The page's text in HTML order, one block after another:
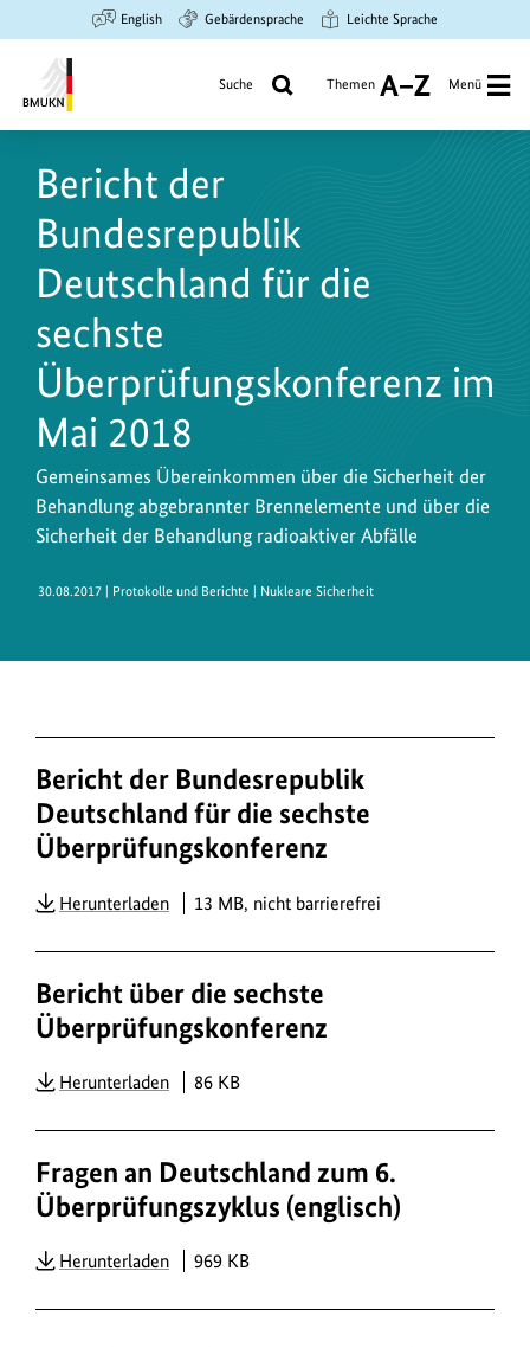
Hauptinhalt
springen
Suche
springen
Hauptnavigation
springen
English Gebärdensprache Leichte Sprache
Umwelt,
Naturschutz
und
nukleare
Sicherheit
Suche Themen
A
Z
Menü
Bericht der
Bundesrepublik
Deutschland für die
sechste
Überprüfungskonferenz im
Mai 2018
Gemeinsames Übereinkommen über die Sicherheit der
Behandlung abgebrannter Brennelemente und über die
Sicherheit der Behandlung radioaktiver Abfälle
30.08.2017 | Protokolle und Berichte | Nukleare Sicherheit
Bericht der Bundesrepublik
Deutschland für die sechste
Überprüfungskonferenz
HerunterladenPDF13 MB, nicht barrierefrei
Bericht über die sechste
Überprüfungskonferenz
HerunterladenPDF86 KB
Fragen an Deutschland zum 6.
Überprüfungszyklus (englisch)
HerunterladenPDF969 KB